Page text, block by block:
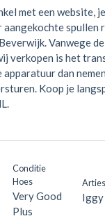
met een website,
aangekochte
Vanwege
verkopen is het
dan
Koop je
Conditie
Hoes
Very Good
Plus
Iggy